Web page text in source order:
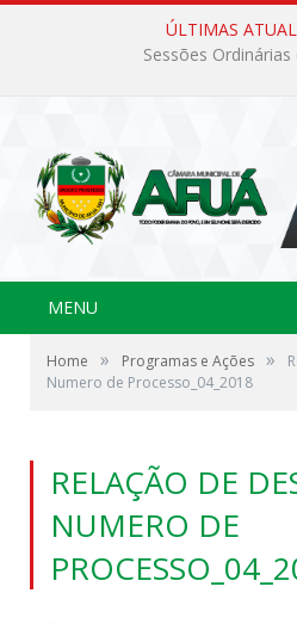
ÚLTIMAS
Sessões Ordinárias
MENU
Home » Programas e Ações »
Numero de Processo_04_2018
RELAÇÃO DE
NUMERO DE